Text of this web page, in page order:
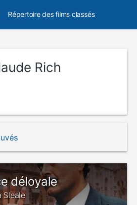
Répertoire des films classés
Rich
déloyale
Sleale